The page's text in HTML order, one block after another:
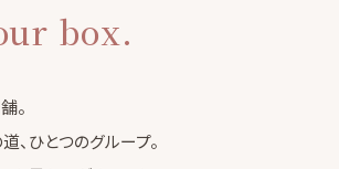
box.
。
、ひとつのグループ。